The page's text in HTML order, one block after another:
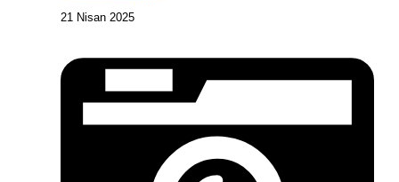
21 Nisan 2025